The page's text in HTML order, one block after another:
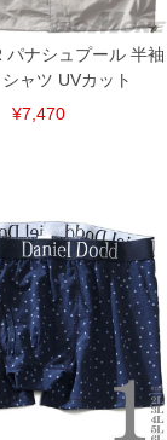
本につき税込6,000円以
ります。）
了承下さい。
ざいます。予めご了承
店頭での売り違い、店
しまう場合がございま
あった場合速やかにご
パナシュプール 半袖
ャツ UVカット
¥7,470